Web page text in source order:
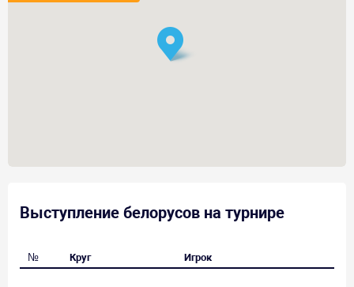
Выступление белорусов на турнире
№ Круг Игрок